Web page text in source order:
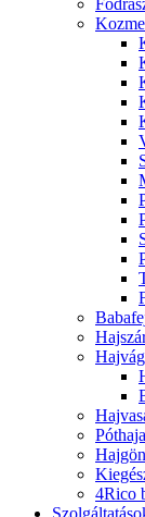
4Rico